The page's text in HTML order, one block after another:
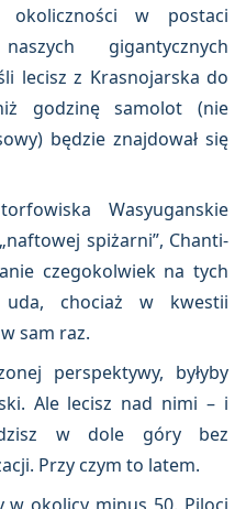
okoliczności w postaci
gigantycznych
lecisz z Krasnojarska do
godzinę samolot (nie
będzie znajdował się
Wasyuganskie
spiżarni”, Chanti-
czegokolwiek na tych
chociaż w kwestii
sam raz.
perspektywy, byłyby
Ale lecisz nad nimi – i
w dole góry bez
Przy czym to latem.